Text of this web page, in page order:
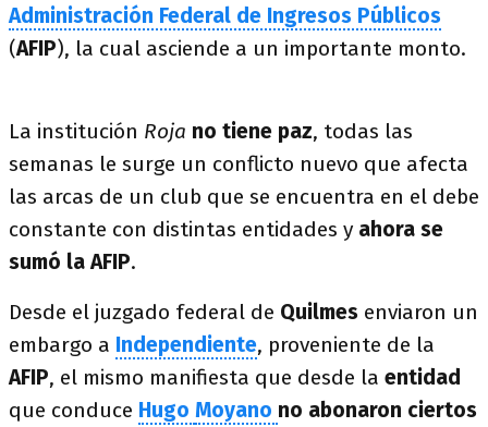
Administración Federal de Ingresos Públicos
(AFIP), la cual asciende a un importante monto.
La institución Roja no tiene paz, todas las
semanas le surge un conflicto nuevo que afecta
las arcas de un club que se encuentra en el debe
constante con distintas entidades y ahora se
sumó la AFIP.
Desde el juzgado federal de Quilmes enviaron un
embargo a Independiente, proveniente de la
AFIP, el mismo manifiesta que desde la entidad
que conduce Hugo Moyano no abonaron ciertos